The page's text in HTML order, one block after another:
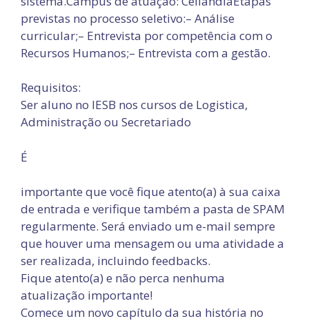
previstas no processo seletivo:– Análise
curricular;– Entrevista por competência com o
Recursos Humanos;– Entrevista com a gestão.
Requisitos:
Ser aluno no IESB nos cursos de Logistica,
Administração ou Secretariado
É
importante que você fique atento(a) à sua caixa
de entrada e verifique também a pasta de SPAM
regularmente. Será enviado um e-mail sempre
que houver uma mensagem ou uma atividade a
ser realizada, incluindo feedbacks.
Fique atento(a) e não perca nenhuma
atualização importante!
Comece um novo capítulo da sua história no